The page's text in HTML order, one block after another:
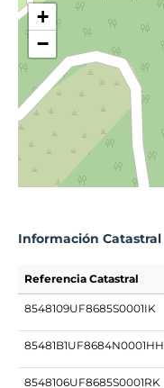
+
−
Información Catastral
Referencia Catastral
8548109UF8685S0001IK
85481B1UF8684N0001HH
8548106UF8685S0001RK